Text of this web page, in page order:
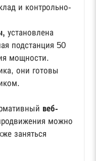
и контрольно-
установлена
подстанция 50
мощности.
они готовы
веб-
можно
заняться